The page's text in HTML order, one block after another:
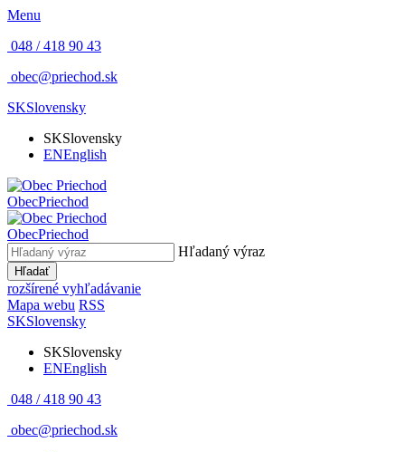
Menu
048 / 418 90 43
obec@priechod.sk
SKSlovensky
SKSlovensky
ENEnglish
ObecPriechod
ObecPriechod
Hľadaný výraz
Hľadať
rozšírené vyhľadávanie
Mapa webu RSS
SKSlovensky
SKSlovensky
ENEnglish
048 / 418 90 43
obec@priechod.sk